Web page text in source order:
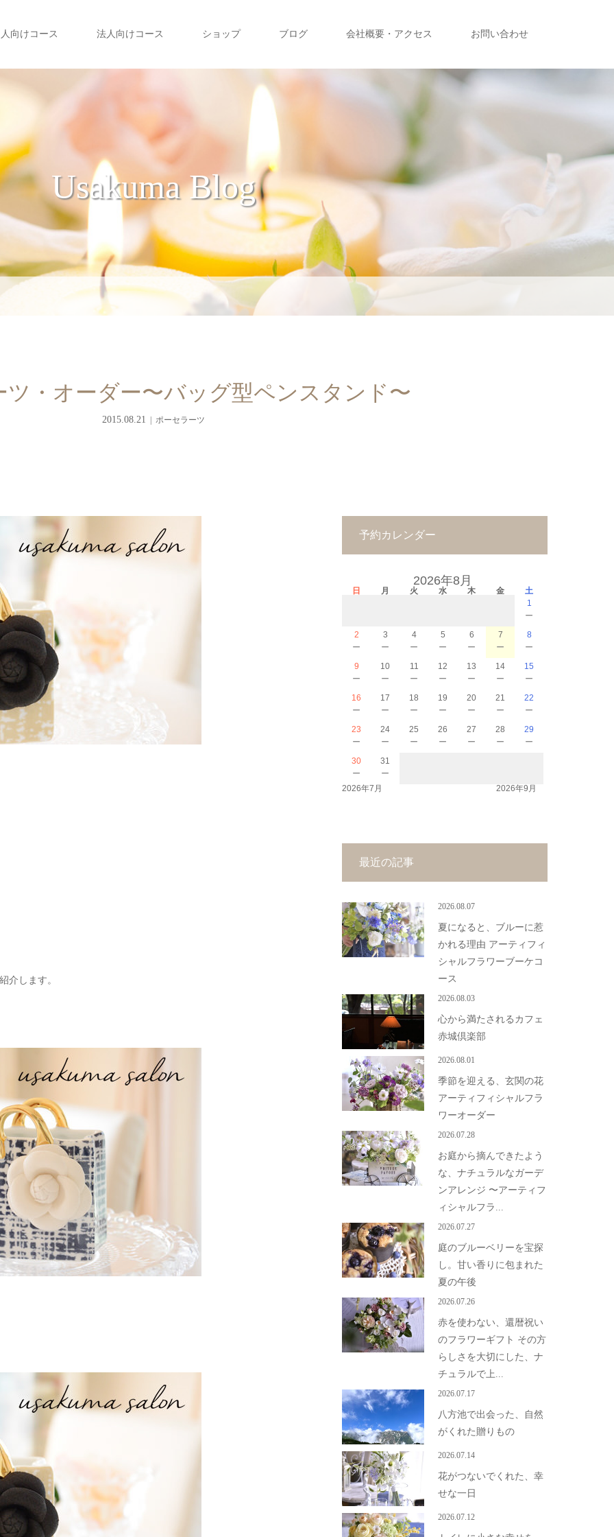
向けコース 法人向けコース ショップ ブログ 会社概要・アクセス お問い合わせ
Usakuma Blog
ツ・オーダー〜バッグ型ペンスタンド〜
2015.08.21 ポーセラーツ
介します。
予約カレンダー
2026年8月
日 月 火 水 木 金
土
1
－
2
－
3
－
4
－
5
－
6
－
7
－
8
－
9
－
10
－
11
－
12
－
13
－
14
－
15
－
16
－
17
－
18
－
19
－
20
－
21
－
22
－
23
－
24
－
25
－
26
－
27
－
28
－
29
－
30
－
31
－
2026年7月 2026年9月
最近の記事
2026.08.07
夏になると、ブルーに惹
かれる理由 アーティフィ
シャルフラワーブーケコ
ース
2026.08.03
心から満たされるカフェ
赤城倶楽部
2026.08.01
季節を迎える、玄関の花
アーティフィシャルフラ
ワーオーダー
2026.07.28
お庭から摘んできたよう
な、ナチュラルなガーデ
ンアレンジ 〜アーティフ
ィシャルフラ...
2026.07.27
庭のブルーベリーを宝探
し。甘い香りに包まれた
夏の午後
2026.07.26
赤を使わない、還暦祝い
のフラワーギフト その方
らしさを大切にした、ナ
チュラルで上...
2026.07.17
八方池で出会った、自然
がくれた贈りもの
2026.07.14
花がつないでくれた、幸
せな一日
2026.07.12